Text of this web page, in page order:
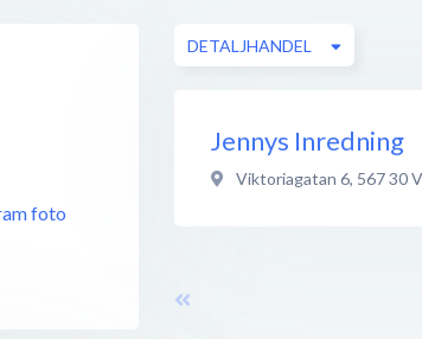
DETALJHANDEL
Jennys Inredning
Viktoriagatan 6, 567 30